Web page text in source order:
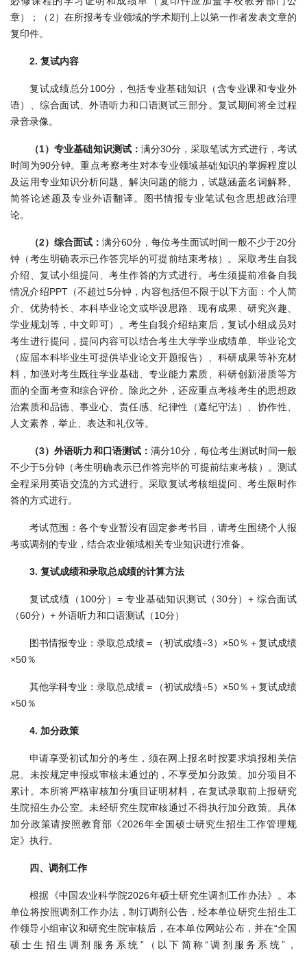
章）；（2）在所报考专业领域的学术期刊上以第一作者发表文章的
复印件。
2. 复试内容
复试成绩总分100分，包括专业基础知识（含专业课和专业外
语）、综合面试、外语听力和口语测试三部分。复试期间将全过程
录音录像。
（1）专业基础知识测试： 满分30分，采取笔试方式进行，考试
时间为90分钟。重点考察考生对本专业领域基础知识的掌握程度以
及运用专业知识分析问题、解决问题的能力，试题涵盖名词解释、
简答论述题及专业外语翻译。图书情报专业笔试包含思想政治理
论。
（2）综合面试： 满分60分，每位考生面试时间一般不少于20分
钟（考生明确表示已作答完毕的可提前结束考核）。采取考生自我
介绍、复试小组提问、考生作答的方式进行。考生须提前准备自我
情况介绍PPT（不超过5分钟，内容包括但不限于以下方面：个人简
介、优势特长、本科毕业论文或毕设思路、现有成果、研究兴趣、
学业规划等，中文即可）。考生自我介绍结束后，复试小组成员对
考生进行提问，提问内容可以结合考生大学学业成绩单、毕业论文
（应届本科毕业生可提供毕业论文开题报告）、科研成果等补充材
料，加强对考生既往学业基础、专业能力素质、科研创新潜质等方
面的全面考查和综合评价。除此之外，还应重点考核考生的思想政
治素质和品德、事业心、责任感、纪律性（遵纪守法）、协作性、
人文素养，举止、表达和礼仪等。
（3）外语听力和口语测试： 满分10分，每位考生测试时间一般
不少于5分钟（考生明确表示已作答完毕的可提前结束考核）。测试
全程采用英语交流的方式进行。采取复试考核组提问、考生限时作
答的方式进行。
考试范围：各个专业暂没有固定参考书目，请考生围绕个人报
考或调剂的专业，结合农业领域相关专业知识进行准备。
3. 复试成绩和录取总成绩的计算方法
复试成绩（100分）= 专业基础知识测试（30分）+ 综合面试
（60分）+ 外语听力和口语测试（10分）
图书情报专业：录取总成绩＝（初试成绩÷3）×50％＋复试成绩
×50％
其他学科专业：录取总成绩＝（初试成绩÷5）×50％＋复试成绩
×50％
4. 加分政策
申请享受初试加分的考生，须在网上报名时按要求填报相关信
息。未按规定申报或审核未通过的，不享受加分政策。加分项目不
累计。本所将严格审核加分项目证明材料，在复试录取前上报研究
生院招生办公室。未经研究生院审核通过不得执行加分政策。具体
加分政策请按照教育部《2026年全国硕士研究生招生工作管理规
定》执行。
四、调剂工作
根据《中国农业科学院2026年硕士研究生调剂工作办法》。本
单位将按照调剂工作办法，制订调剂公告，经本单位研究生招生工
作领导小组审议和研究生院审核后，在本单位网站公布，并在“全国
硕士生招生调剂服务系统”（以下简称“调剂服务系统”，